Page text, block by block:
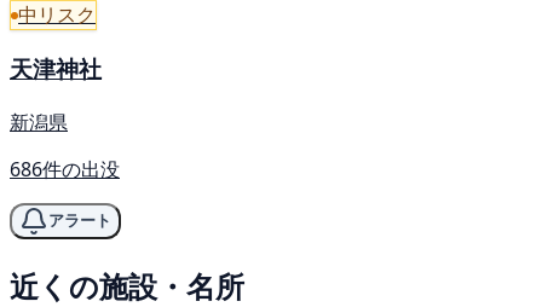
中リスク
天津神社
新潟県
686件の出没
アラート
近くの施設・名所